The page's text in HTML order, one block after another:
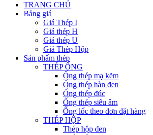
TRANG CHỦ
Bảng giá
Giá Thép I
Giá thép H
Giá thép U
Giá Thép Hộp
Sản phẩm thép
THÉP ỐNG
Ống thép mạ kẽm
Ống thép hàn đen
Ống thép đúc
Ống thép siêu âm
Ống lốc theo đơn đặt hàng
THÉP HỘP
Thép hộp đen